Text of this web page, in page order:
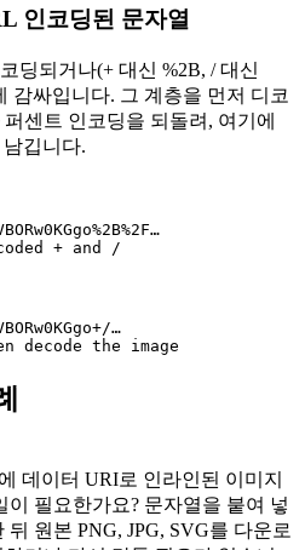
인코딩된 문자열
딩되거나(+ 대신 %2B, / 대신
감싸입니다. 그 계층을 먼저 디코
퍼센트 인코딩을 되돌려, 여기에
남깁니다.
+ and /
…
decode the image
데이터 URI로 인라인된 이미지
이 필요한가요? 문자열을 붙여 넣
원본 PNG, JPG, SVG를 다운로